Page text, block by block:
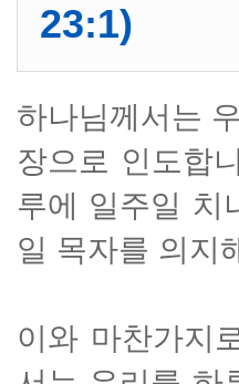
23:1)
하나님께서는
장으로 인도합
루에 일주일 치
일 목자를 의지
이와 마찬가지